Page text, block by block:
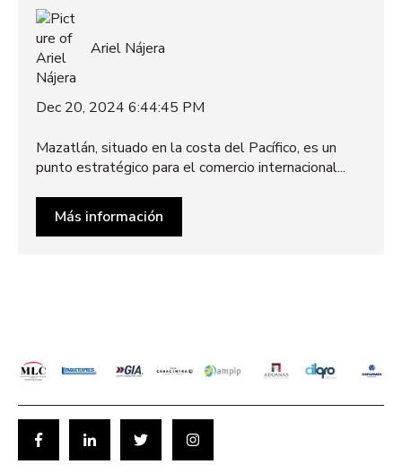
Ariel Nájera
Dec 20, 2024 6:44:45 PM
Mazatlán, situado en la costa del Pacífico, es un
punto estratégico para el comercio internacional...
Más información